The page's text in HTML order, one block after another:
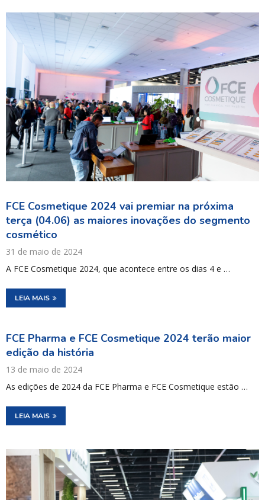
FCE Cosmetique 2024 vai premiar na próxima
terça (04.06) as maiores inovações do segmento
cosmético
31 de maio de 2024
A FCE Cosmetique 2024, que acontece entre os dias 4 e …
LEIA MAIS
FCE Pharma e FCE Cosmetique 2024 terão maior
edição da história
13 de maio de 2024
As edições de 2024 da FCE Pharma e FCE Cosmetique estão …
LEIA MAIS